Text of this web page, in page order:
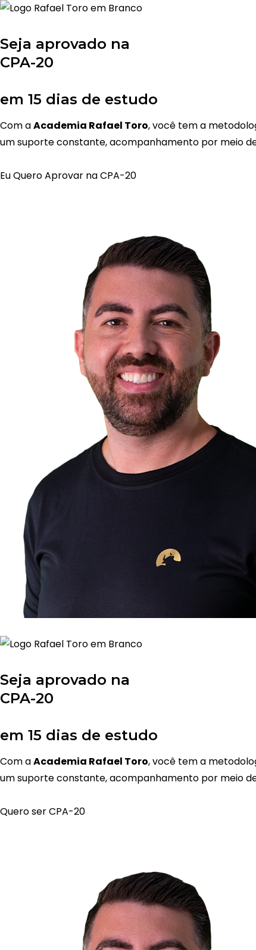
Seja aprovado na
CPA-20
em 15 dias de estudo
Com aAcademia Rafael Toro, você tem a
um suporte constante, acompanhamento por meio
Eu Quero Aprovar na CPA-20
Seja aprovado na
CPA-20
em 15 dias de estudo
Com aAcademia Rafael Toro, você tem a
um suporte constante, acompanhamento por meio
Quero ser CPA-20